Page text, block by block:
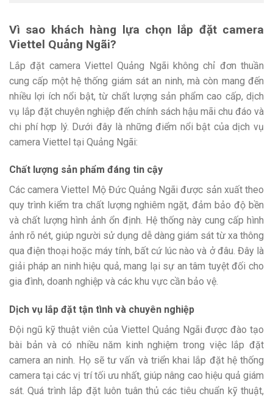
Vì sao khách hàng lựa chọn lắp đặt camera
Viettel Quảng Ngãi?
Lắp đặt camera Viettel Quảng Ngãi không chỉ đơn thuần
cung cấp một hệ thống giám sát an ninh, mà còn mang đến
nhiều lợi ích nổi bật, từ chất lượng sản phẩm cao cấp, dịch
vụ lắp đặt chuyên nghiệp đến chính sách hậu mãi chu đáo và
chi phí hợp lý. Dưới đây là những điểm nổi bật của dịch vụ
camera Viettel tại Quảng Ngãi:
Chất lượng sản phẩm đáng tin cậy
Các camera Viettel Mộ Đức Quảng Ngãi được sản xuất theo
quy trình kiểm tra chất lượng nghiêm ngặt, đảm bảo độ bền
và chất lượng hình ảnh ổn định. Hệ thống này cung cấp hình
ảnh rõ nét, giúp người sử dụng dễ dàng giám sát từ xa thông
qua điện thoại hoặc máy tính, bất cứ lúc nào và ở đâu. Đây là
giải pháp an ninh hiệu quả, mang lại sự an tâm tuyệt đối cho
gia đình, doanh nghiệp và các khu vực cần bảo vệ.
Dịch vụ lắp đặt tận tình và chuyên nghiệp
Đội ngũ kỹ thuật viên của Viettel Quảng Ngãi được đào tạo
bài bản và có nhiều năm kinh nghiệm trong việc lắp đặt
camera an ninh. Họ sẽ tư vấn và triển khai lắp đặt hệ thống
camera tại các vị trí tối ưu nhất, giúp nâng cao hiệu quả giám
sát. Quá trình lắp đặt luôn tuân thủ các tiêu chuẩn kỹ thuật,